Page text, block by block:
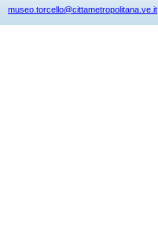
museo.torcello@cittametropolitana.ve.it